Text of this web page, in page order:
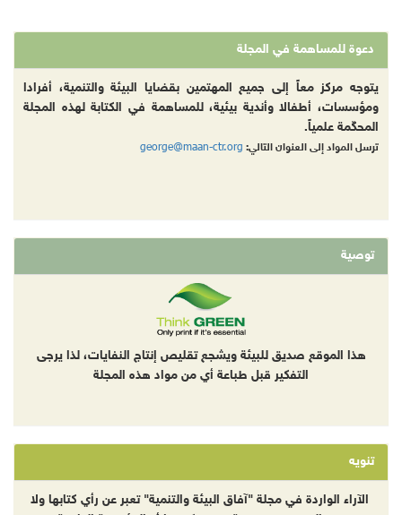
دعوة للمساهمة في المجلة
يتوجه مركز معاً إلى جميع المهتمين بقضايا البيئة والتنمية، أفرادا
ومؤسسات، أطفالا وأندية بيئية، للمساهمة في الكتابة لهذه المجلة
المحكّمة علمياً.
ترسل المواد إلى العنوان التالي: george@maan-ctr.org
توصية
هذا الموقع صديق للبيئة ويشجع تقليص إنتاج النفايات، لذا يرجى
التفكير قبل طباعة أي من مواد هذه المجلة
تنويه
الآراء الواردة في مجلة "آفاق البيئة والتنمية" تعبر عن رأي كتابها ولا